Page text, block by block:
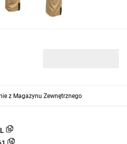
z Magazynu Zewnętrznego